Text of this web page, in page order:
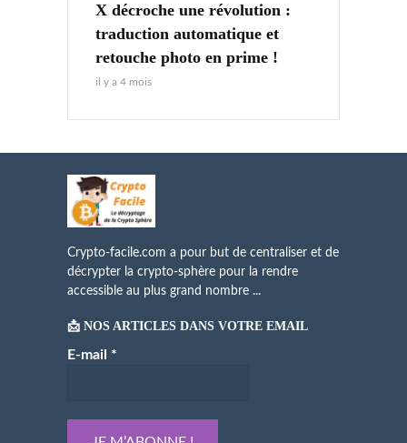
X décroche une révolution :
traduction automatique et
retouche photo en prime !
il y a 4 mois
Crypto-facile.com a pour but de centraliser et de
décrypter la crypto-sphère pour la rendre
accessible au plus grand nombre ...
📩 NOS ARTICLES DANS VOTRE EMAIL
E-mail *